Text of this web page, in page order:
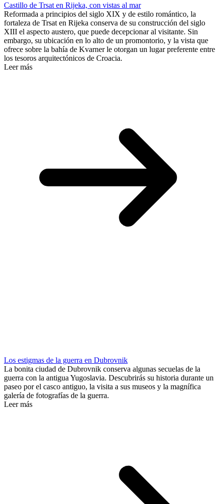
Castillo de Trsat en Rijeka, con vistas al mar
Reformada a principios del siglo XIX y de estilo romántico, la
fortaleza de Trsat en Rijeka conserva de su construcción del siglo
XIII el aspecto austero, que puede decepcionar al visitante. Sin
embargo, su ubicación en lo alto de un promontorio, y la vista que
ofrece sobre la bahía de Kvarner le otorgan un lugar preferente entre
los tesoros arquitectónicos de Croacia.
Leer más
Los estigmas de la guerra en Dubrovnik
La bonita ciudad de Dubrovnik conserva algunas secuelas de la
guerra con la antigua Yugoslavia. Descubrirás su historia durante un
paseo por el casco antiguo, la visita a sus museos y la magnífica
galería de fotografías de la guerra.
Leer más